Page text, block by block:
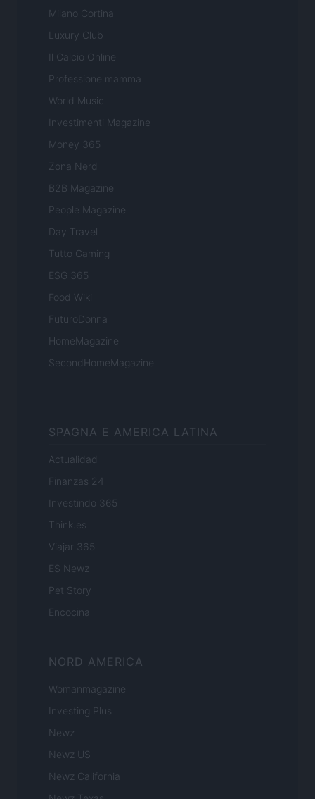
Milano Cortina
Luxury Club
Il Calcio Online
Professione mamma
World Music
Investimenti Magazine
Money 365
Zona Nerd
B2B Magazine
People Magazine
Day Travel
Tutto Gaming
ESG 365
Food Wiki
FuturoDonna
HomeMagazine
SecondHomeMagazine
SPAGNA E AMERICA LATINA
Actualidad
Finanzas 24
Investindo 365
Think.es
Viajar 365
ES Newz
Pet Story
Encocina
NORD AMERICA
Womanmagazine
Investing Plus
Newz
Newz US
Newz California